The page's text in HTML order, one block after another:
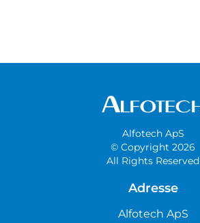
Alfotech ApS
© Copyright 2026
All Rights Reserved
Adresse
Alfotech ApS